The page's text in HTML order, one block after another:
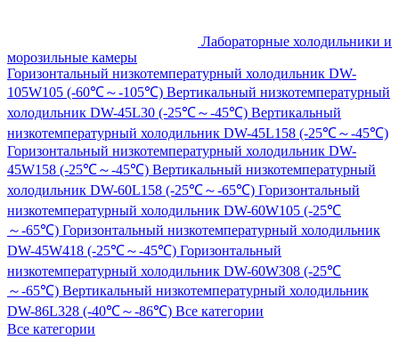
Лабораторные холодильники и
морозильные камеры
Горизонтальный низкотемпературный холодильник DW-
105W105 (-60℃～-105℃) Вертикальный низкотемпературный
холодильник DW-45L30 (-25℃～-45℃) Вертикальный
низкотемпературный холодильник DW-45L158 (-25℃～-45℃)
Горизонтальный низкотемпературный холодильник DW-
45W158 (-25℃～-45℃) Вертикальный низкотемпературный
холодильник DW-60L158 (-25℃～-65℃) Горизонтальный
низкотемпературный холодильник DW-60W105 (-25℃
～-65℃) Горизонтальный низкотемпературный холодильник
DW-45W418 (-25℃～-45℃) Горизонтальный
низкотемпературный холодильник DW-60W308 (-25℃
～-65℃) Вертикальный низкотемпературный холодильник
DW-86L328 (-40℃～-86℃) Все категории
Все категории